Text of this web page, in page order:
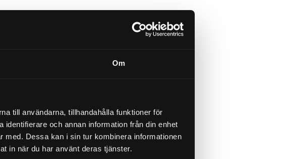
Om
till användarna, tillhandahålla funktioner för
och annan information från din enhet
Dessa kan i sin tur kombinera informationen
in när du har använt deras tjänster.